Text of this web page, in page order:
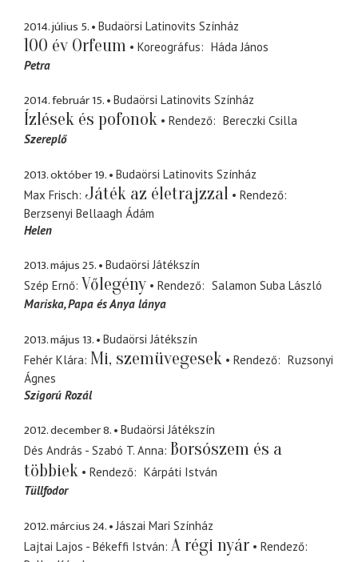
2014. július 5. Budaörsi Latinovits Színház
100 év Orfeum Koreográfus
Háda János
Petra
2014. február 15. Budaörsi Latinovits Színház
Ízlések és pofonok Rendező
Bereczki Csilla
Szereplő
2013. október 19.
Budaörsi Latinovits Színház
Max Frisch Játék az életrajzzal
Rendező
Berzsenyi Bellaagh Ádám
Helen
2013. május 25.
Budaörsi Játékszín
Szép Ernő Vőlegény Rendező
Salamon Suba László
Mariska Papa és Anya lánya
2013. május 13.
Budaörsi Játékszín
Fehér Klára Mi, szemüvegesek Rendező
Ruzsonyi
Ágnes
Szigorú Rozál
2012. december 8.
Budaörsi Játékszín
Dés András - Szabó T. Anna Borsószem és a
többiek
Rendező
Kárpáti István
Tüllfodor
2012. március 24.
Jászai Mari Színház
Lajtai Lajos - Békeffi István A régi nyár
Rendező